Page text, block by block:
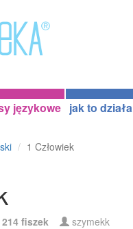
językowe jak to działa
1 Człowiek
214 fiszek szymekk